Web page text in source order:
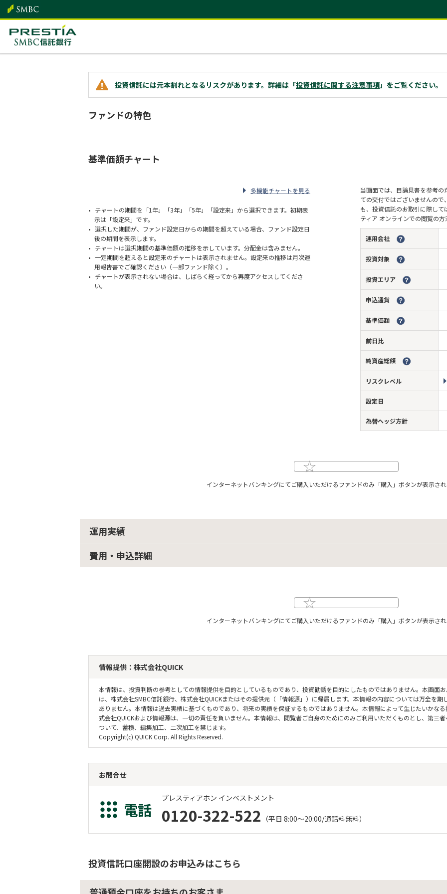
投資信託には元本割れとなるリスクがあります。詳細は「投資信託に関する注意事項」をご覧ください。
ファンドの特色
基準価額チャート
多機能チャートを見る
チャートの期間を「1年」「3年」「5年」「設定来」から選択できます。初期表
示は「設定来」です。
選択した期間が、ファンド設定日からの期間を超えている場合、ファンド設定日
後の期間を表示します。
チャートは選択期間の基準価額の推移を示しています。分配金は含みません。
一定期間を超えると設定来のチャートは表示されません。設定来の推移は月次運
用報告書でご確認ください（一部ファンド除く）。
チャートが表示されない場合は、しばらく経ってから再度アクセスしてくださ
い。
当画面では、目論見書を参考
ての交付ではございませんの
も、投資信託のお取引に際し
ティア オンラインでの閲覧の
運用会社
投資対象
投資エリア
申込通貨
基準価額
前日比
純資産総額
リスクレベル
設定日
為替ヘッジ方針
インターネットバンキングにてご購入いただけるファンドのみ「購入」ボタンが表示され
運用実績
費用・申込詳細
インターネットバンキングにてご購入いただけるファンドのみ「購入」ボタンが表示され
情報提供：株式会社QUICK
本情報は、投資判断の参考としての情報提供を目的としているものであり、投資勧誘を目的にしたものではありません。本画面
は、株式会社SMBC信託銀行、株式会社QUICKまたはその提供元（「情報源」）に帰属します。本情報の内容については万全を
ありません。本情報は過去実績に基づくものであり、将来の実績を保証するものではありません。本情報によって生じたいかな
式会社QUICKおよび情報源は、一切の責任を負いません。本情報は、閲覧者ご自身のためにのみご利用いただくものとし、第三
ついて、蓄積、編集加工、二次加工を禁じます。
Copyright(c) QUICK Corp. All Rights Reserved.
お問合せ
電話
プレスティアホン インベストメント
0120-322-522 （平日 8:00～20:00/通話料無料）
投資信託口座開設のお申込みはこちら